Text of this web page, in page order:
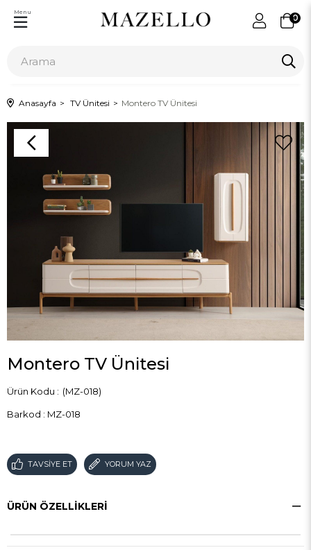
0
Menu
Anasayfa TV Ünitesi Montero TV Ünitesi
Montero TV Ünitesi
(MZ-018)
Barkod : MZ-018
TAVSIYE ET YORUM YAZ
ÜRÜN ÖZELLIKLERI